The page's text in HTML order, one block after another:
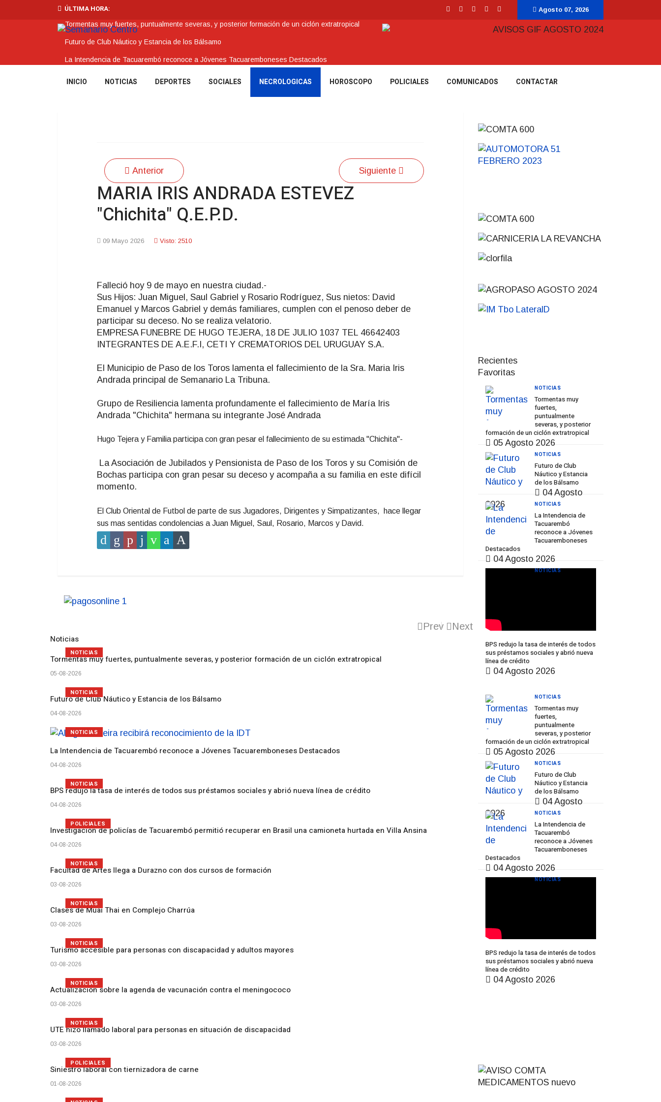
ÚLTIMA HORA:
Tormentas muy fuertes, puntualmente severas, y posterior formación de un ciclón extratropical
Futuro de Club Náutico y Estancia de los Bálsamo
La Intendencia de Tacuarembó reconoce a Jóvenes Tacuaremboneses Destacados
BPS redujo la tasa de interés de todos sus préstamos sociales y abrió nueva línea de crédito
Agosto 07, 2026
INICIO NOTICIAS DEPORTES SOCIALES NECROLOGICAS HOROSCOPO POLICIALES COMUNICADOS CONTACTAR
Anterior Siguiente
MARIA IRIS ANDRADA ESTEVEZ
"Chichita" Q.E.P.D.
09 Mayo 2026 Visto: 2510
Falleció hoy 9 de mayo en nuestra ciudad.-
Sus Hijos: Juan Miguel, Saul Gabriel y Rosario Rodríguez, Sus nietos: David
Emanuel y Marcos Gabriel y demás familiares, cumplen con el penoso deber de
participar su deceso. No se realiza velatorio.
EMPRESA FUNEBRE DE HUGO TEJERA, 18 DE JULIO 1037 TEL 46642403
INTEGRANTES DE A.E.F.I, CETI Y CREMATORIOS DEL URUGUAY S.A.
El Municipio de Paso de los Toros lamenta el fallecimiento de la Sra. Maria Iris
Andrada principal de Semanario La Tribuna.
Grupo de Resiliencia lamenta profundamente el fallecimiento de María Iris
Andrada "Chichita" hermana su integrante José Andrada
Hugo Tejera y Familia participa con gran pesar el fallecimiento de su estimada "Chichita"-
La Asociación de Jubilados y Pensionista de Paso de los Toros y su Comisión de
Bochas participa con gran pesar su deceso y acompaña a su familia en este difícil
momento.
El Club Oriental de Futbol de parte de sus Jugadores, Dirigentes y Simpatizantes, hace llegar
sus mas sentidas condolencias a Juan Miguel, Saul, Rosario, Marcos y David.
Noticias
Prev Next
Tormentas muy fuertes, puntualmente severas, y posterior formación de un ciclón extratropical
05-08-2026
NOTICIAS
Futuro de Club Náutico y Estancia de los Bálsamo
04-08-2026
NOTICIAS
La Intendencia de Tacuarembó reconoce a Jóvenes Tacuaremboneses Destacados
04-08-2026
NOTICIAS
BPS redujo la tasa de interés de todos sus préstamos sociales y abrió nueva línea de crédito
04-08-2026
NOTICIAS
Investigación de policías de Tacuarembó permitió recuperar en Brasil una camioneta hurtada en Villa Ansina
04-08-2026
POLICIALES
Facultad de Artes llega a Durazno con dos cursos de formación
03-08-2026
NOTICIAS
Clases de Muai Thai en Complejo Charrúa
03-08-2026
NOTICIAS
Turismo accesible para personas con discapacidad y adultos mayores
03-08-2026
NOTICIAS
Actualización sobre la agenda de vacunación contra el meningococo
03-08-2026
NOTICIAS
UTE hizo llamado laboral para personas en situación de discapacidad
03-08-2026
NOTICIAS
Siniestro laboral con tiernizadora de carne
01-08-2026
POLICIALES
Recientes
Favoritas
Tormentas muy
fuertes,
puntualmente
severas, y posterior
formación de un ciclón extratropical
05 Agosto 2026
NOTICIAS
Futuro de Club
Náutico y Estancia
de los Bálsamo
04 Agosto
2026
NOTICIAS
La Intendencia de
Tacuarembó
reconoce a Jóvenes
Tacuaremboneses
Destacados
04 Agosto 2026
NOTICIAS
BPS redujo la tasa de interés de todos
sus préstamos sociales y abrió nueva
línea de crédito
04 Agosto 2026
NOTICIAS
Tormentas muy
fuertes,
puntualmente
severas, y posterior
formación de un ciclón extratropical
05 Agosto 2026
NOTICIAS
Futuro de Club
Náutico y Estancia
de los Bálsamo
04 Agosto
2026
NOTICIAS
La Intendencia de
Tacuarembó
reconoce a Jóvenes
Tacuaremboneses
Destacados
04 Agosto 2026
NOTICIAS
BPS redujo la tasa de interés de todos
sus préstamos sociales y abrió nueva
línea de crédito
04 Agosto 2026
NOTICIAS